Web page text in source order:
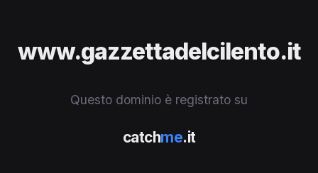
www.gazzettadelcilento.it
Questo dominio è registrato su
catchme.it